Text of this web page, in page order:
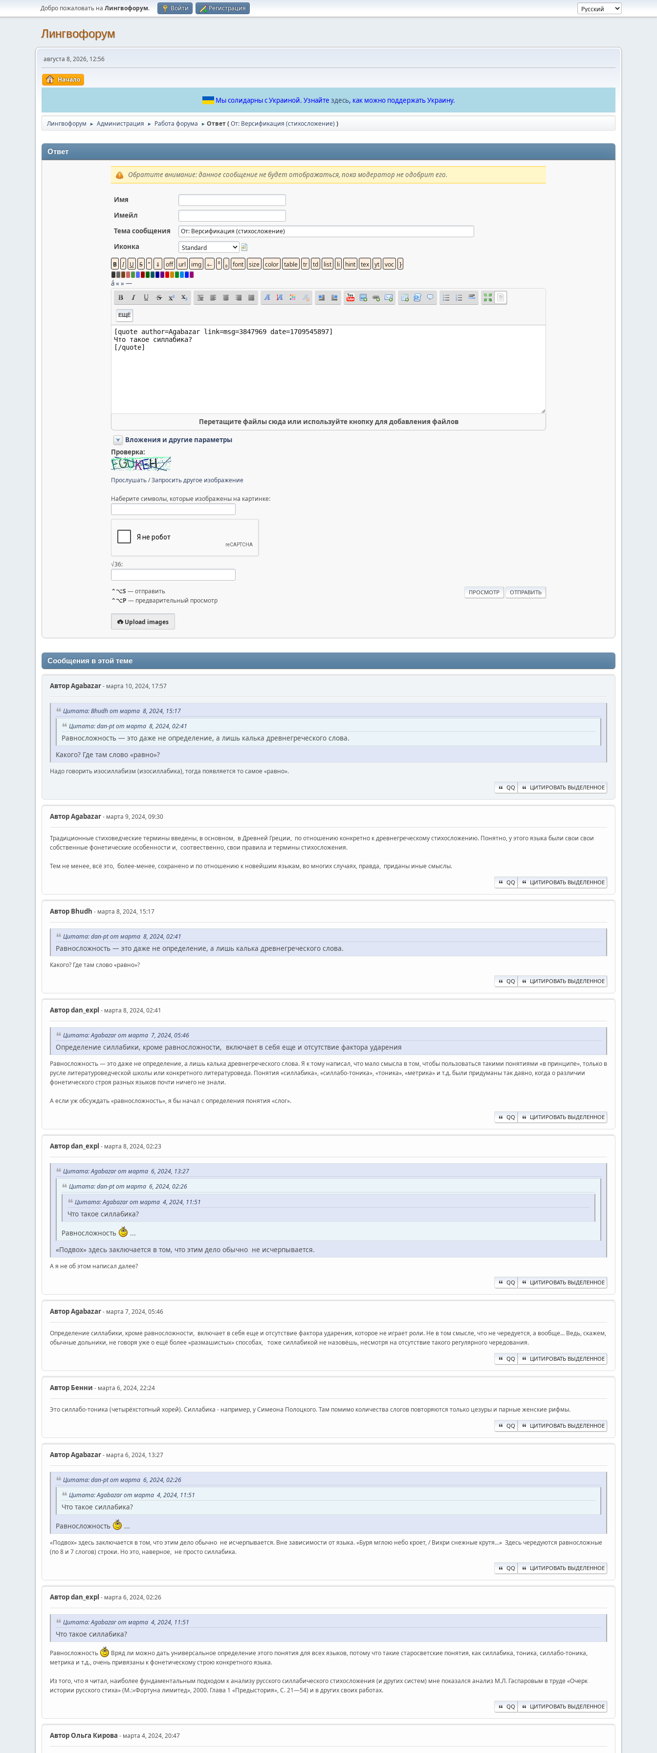
Добро пожаловать на Лингвофорум. Войти Регистрация
Лингвофорум
августа 8, 2026, 12:56
Начало
Мы солидарны с Украиной. Узнайте здесь, как можно поддержать Украину.
Лингвофорум ► Администрация ► Работа форума ► Ответ (От: Версификация (стихосложение) )
Ответ
Обратите внимание: данное сообщение не будет отображаться, пока модератор не одобрит его.
Имя
Имейл
Тема сообщения
Иконка
á« »—
ЕЩЁ
Перетащите файлы сюда или используйте кнопку для добавления файлов
Вложения и другие параметры
Проверка:
Прослушать/Запросить другое изображение
Наберите символы, которые изображены на картинке:
√36:
⌃⌥S — отправить
⌃⌥P — предварительный просмотр
Upload images
Сообщения в этой теме
АвторAgabazar- марта 10, 2024, 17:57
Цитата: Bhudh от марта 8, 2024, 15:17
Цитата: dan-pt от марта 8, 2024, 02:41
Равносложность — это даже не определение, а лишь калька древнегреческого слова.
Какого? Где там слово «равно»?
Надо говорить изосиллабизм (изосиллабика), тогда появляется то самое «равно».
QQ ЦИТИРОВАТЬ ВЫДЕЛЕННОЕ
АвторAgabazar- марта 9, 2024, 09:30
Традиционные стиховедческие термины введены, в основном, в Древней Греции, по отношению конкретно к древнегреческому стихосложению. Понятно, у этого языка были свои свои
собственные фонетические особенности и, соотвественно, свои правила и термины стихосложения.
Тем не менее, всё это, более-менее, сохранено и по отношению к новейшим языкам, во многих случаях, правда, приданы иные смыслы.
QQ ЦИТИРОВАТЬ ВЫДЕЛЕННОЕ
Автор Bhudh - марта 8, 2024, 15:17
Цитата: dan-pt от марта 8, 2024, 02:41
Равносложность — это даже не определение, а лишь калька древнегреческого слова.
Какого? Где там слово «равно»?
QQ ЦИТИРОВАТЬ ВЫДЕЛЕННОЕ
Авторdan_expl - марта 8, 2024, 02:41
Цитата: Agabazar от марта 7, 2024, 05:46
Определение силлабики, кроме равносложности, включает в себя еще и отсутствие фактора ударения
Равносложность — это даже не определение, а лишь калька древнегреческого слова. Я к тому написал, что мало смысла в том, чтобы пользоваться такими понятиями «в принципе», только в
русле литературоведческой школы или конкретного литературоведа. Понятия «силлабика», «силлабо-тоника», «тоника», «метрика» и т.д. были придуманы так давно, когда о различии
фонетического строя разных языков почти ничего не знали.
А если уж обсуждать «равносложность», я бы начал с определения понятия «слог».
QQ ЦИТИРОВАТЬ ВЫДЕЛЕННОЕ
Авторdan_expl - марта 8, 2024, 02:23
Цитата: Agabazar от марта 6, 2024, 13:27
Цитата: dan-pt от марта 6, 2024, 02:26
Цитата: Agabazar от марта 4, 2024, 11:51
Что такое силлабика?
Равносложность
...
«Подвох» здесь заключается в том, что этим дело обычно не исчерпывается.
А я не об этом написал далее?
QQ ЦИТИРОВАТЬ ВЫДЕЛЕННОЕ
АвторAgabazar- марта 7, 2024, 05:46
Определение силлабики, кроме равносложности, включает в себя еще и отсутствие фактора ударения, которое не играет роли. Не в том смысле, что не чередуется, а вообще... Ведь, скажем,
обычные дольники, не говоря уже о ещё более «размашистых» способах, тоже силлабикой не назовёшь, несмотря на отсутствие такого регулярного чередования.
QQ ЦИТИРОВАТЬ ВЫДЕЛЕННОЕ
Автор Бенни - марта 6, 2024, 22:24
Это силлабо-тоника (четырёхстопный хорей). Силлабика - например, у Симеона Полоцкого. Там помимо количества слогов повторяются только цезуры и парные женские рифмы.
QQ ЦИТИРОВАТЬ ВЫДЕЛЕННОЕ
АвторAgabazar- марта 6, 2024, 13:27
Цитата: dan-pt от марта 6, 2024, 02:26
Цитата: Agabazar от марта 4, 2024, 11:51
Что такое силлабика?
Равносложность ...
«Подвох» здесь заключается в том, что этим дело обычно не исчерпывается. Вне зависимости от языка. «Буря мглою небо кроет, / Вихри снежные крутя...» Здесь чередуются равносложные
(по 8 и 7 слогов) строки. Но это, наверное, не просто силлабика.
QQ ЦИТИРОВАТЬ ВЫДЕЛЕННОЕ
Авторdan_expl - марта 6, 2024, 02:26
Цитата: Agabazar от марта 4, 2024, 11:51
Что такое силлабика?
Равносложность
Вряд ли можно дать универсальное определение этого понятия для всех языков, потому что такие старосветские понятия, как силлабика, тоника, силлабо-тоника,
метрика и т.д., очень привязаны к фонетическому строю конкретного языка.
Из того, что я читал, наиболее фундаментальным подходом к анализу русского силлабического стихосложения (и других систем) мне показался анализ М.Л. Гаспаровым в труде «Очерк
истории русского стиха» (М.:«Фортуна лимитед», 2000. Глава 1 «Предыстория», С. 21—54) и в других своих работах.
QQ ЦИТИРОВАТЬ ВЫДЕЛЕННОЕ
АвторОльга Кирова - марта 4, 2024, 20:47